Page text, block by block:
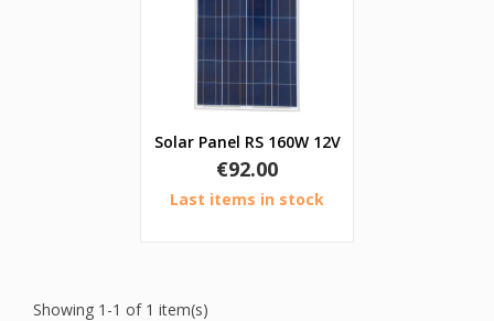
Solar Panel RS 160W 12V
Price
€92.00
Last items in stock
Showing 1-1 of 1 item(s)